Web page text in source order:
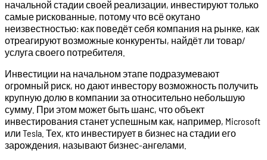
начальной стадии своей реализации, инвестируют только
самые рискованные, потому что всё окутано
неизвестностью: как поведёт себя компания на рынке, как
отреагируют возможные конкуренты, найдёт ли товар/
услуга своего потребителя.
Инвестиции на начальном этапе подразумевают
огромный риск, но дают инвестору возможность получить
крупную долю в компании за относительно небольшую
сумму. При этом может быть шанс, что объект
инвестирования станет успешным как, например, Microsoft
или Tesla. Тех, кто инвестирует в бизнес на стадии его
зарождения, называют бизнес-ангелами.